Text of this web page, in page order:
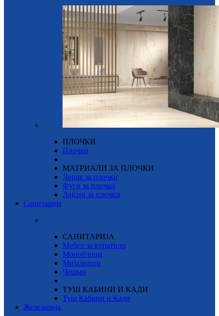
ПЛОЧКИ
Плочки
МАТРИАЛИ ЗА ПЛОЧКИ
Лепак за плочки
Фуги за плочки
Лајсни за плочки
Санитарија
САНИТАРИЈА
Мебел за купатило
Моноблоци
Мијалници
Чешми
ТУШ КАБИНИ И КАДИ
Туш Кабини и Кади
Железарија